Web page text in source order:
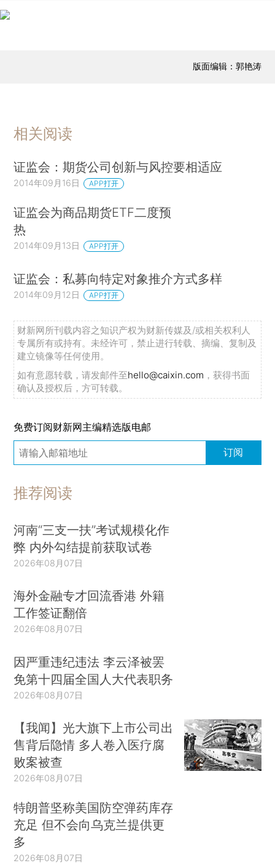
版面编辑：郭艳涛
相关阅读
证监会：期货公司创新与风控要相适应
2014年09月16日 APP打开
证监会为商品期货ETF二度预
热
2014年09月13日 APP打开
证监会：私募向特定对象推介方式多样
2014年09月12日 APP打开
财新网所刊载内容之知识产权为财新传媒及/或相关权利人
专属所有或持有。未经许可，禁止进行转载、摘编、复制及
建立镜像等任何使用。
如有意愿转载，请发邮件至hello@caixin.com ，获得书面
确认及授权后，方可转载。
免费订阅财新网主编精选版电邮
订阅
推荐阅读
河南“三支一扶”考试规模化作
弊 内外勾结提前获取试卷
2026年08月07日
海外金融专才回流香港 外籍
工作签证翻倍
2026年08月07日
因严重违纪违法 李云泽被罢
免第十四届全国人大代表职务
2026年08月07日
【我闻】光大旗下上市公司出
售背后隐情 多人卷入医疗腐
败案被查
2026年08月07日
特朗普坚称美国防空弹药库存
充足 但不会向乌克兰提供更
多
2026年08月07日